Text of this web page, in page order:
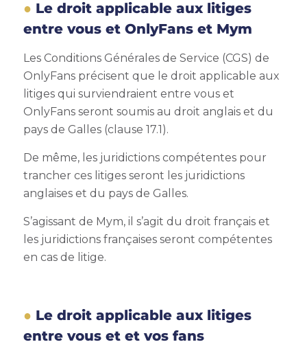
Le droit applicable aux litiges
entre vous et OnlyFans et Mym
Les Conditions Générales de Service (CGS) de
OnlyFans précisent que le droit applicable aux
litiges qui surviendraient entre vous et
OnlyFans seront soumis au droit anglais et du
pays de Galles (clause 17.1).
De même, les juridictions compétentes pour
trancher ces litiges seront les juridictions
anglaises et du pays de Galles.
S’agissant de Mym, il s’agit du droit français et
les juridictions françaises seront compétentes
en cas de litige.
Le droit applicable aux litiges
entre vous et et vos fans